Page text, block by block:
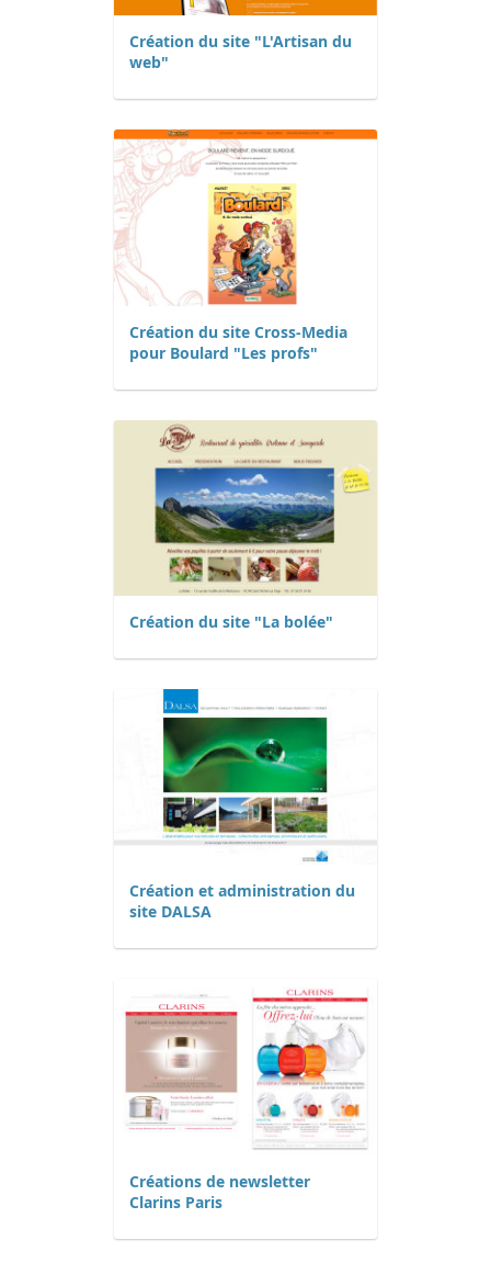
Création du site "L'Artisan du
web"
Création du site Cross-Media
pour Boulard "Les profs"
Création du site "La bolée"
Création et administration du
site DALSA
Créations de newsletter
Clarins Paris